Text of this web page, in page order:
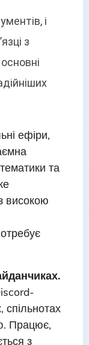
і
з
ефіри,
та
високою
Працює,
з